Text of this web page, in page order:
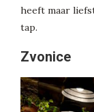
heeft maar
tap.
Zvonice